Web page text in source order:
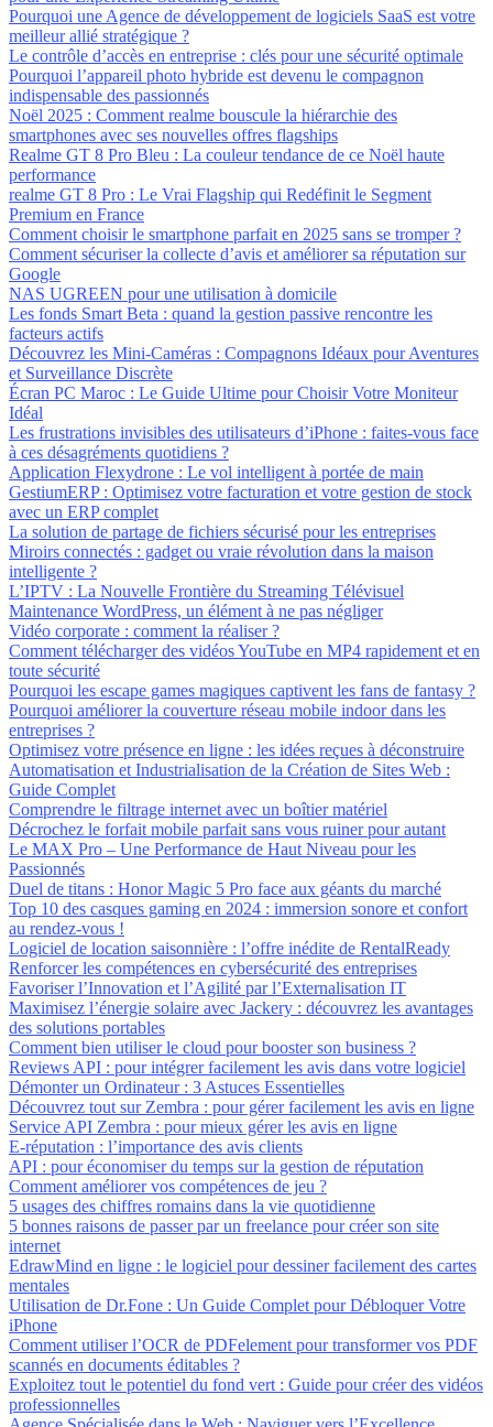
Pourquoi une Agence de développement de logiciels SaaS est votre
meilleur allié stratégique ?
Le contrôle d’accès en entreprise : clés pour une sécurité optimale
Pourquoi l’appareil photo hybride est devenu le compagnon
indispensable des passionnés
Noël 2025 : Comment realme bouscule la hiérarchie des
smartphones avec ses nouvelles offres flagships
Realme GT 8 Pro Bleu : La couleur tendance de ce Noël haute
performance
realme GT 8 Pro : Le Vrai Flagship qui Redéfinit le Segment
Premium en France
Comment choisir le smartphone parfait en 2025 sans se tromper ?
Comment sécuriser la collecte d’avis et améliorer sa réputation sur
Google
NAS UGREEN pour une utilisation à domicile
Les fonds Smart Beta : quand la gestion passive rencontre les
facteurs actifs
Découvrez les Mini-Caméras : Compagnons Idéaux pour Aventures
et Surveillance Discrète
Écran PC Maroc : Le Guide Ultime pour Choisir Votre Moniteur
Idéal
Les frustrations invisibles des utilisateurs d’iPhone : faites-vous face
à ces désagréments quotidiens ?
Application Flexydrone : Le vol intelligent à portée de main
GestiumERP : Optimisez votre facturation et votre gestion de stock
avec un ERP complet
La solution de partage de fichiers sécurisé pour les entreprises
Miroirs connectés : gadget ou vraie révolution dans la maison
intelligente ?
L’IPTV : La Nouvelle Frontière du Streaming Télévisuel
Maintenance WordPress, un élément à ne pas négliger
Vidéo corporate : comment la réaliser ?
Comment télécharger des vidéos YouTube en MP4 rapidement et en
toute sécurité
Pourquoi les escape games magiques captivent les fans de fantasy ?
Pourquoi améliorer la couverture réseau mobile indoor dans les
entreprises ?
Optimisez votre présence en ligne : les idées reçues à déconstruire
Automatisation et Industrialisation de la Création de Sites Web :
Guide Complet
Comprendre le filtrage internet avec un boîtier matériel
Décrochez le forfait mobile parfait sans vous ruiner pour autant
Le MAX Pro – Une Performance de Haut Niveau pour les
Passionnés
Duel de titans : Honor Magic 5 Pro face aux géants du marché
Top 10 des casques gaming en 2024 : immersion sonore et confort
au rendez-vous !
Logiciel de location saisonnière : l’offre inédite de RentalReady
Renforcer les compétences en cybersécurité des entreprises
Favoriser l’Innovation et l’Agilité par l’Externalisation IT
Maximisez l’énergie solaire avec Jackery : découvrez les avantages
des solutions portables
Comment bien utiliser le cloud pour booster son business ?
Reviews API : pour intégrer facilement les avis dans votre logiciel
Démonter un Ordinateur : 3 Astuces Essentielles
Découvrez tout sur Zembra : pour gérer facilement les avis en ligne
Service API Zembra : pour mieux gérer les avis en ligne
E-réputation : l’importance des avis clients
API : pour économiser du temps sur la gestion de réputation
Comment améliorer vos compétences de jeu ?
5 usages des chiffres romains dans la vie quotidienne
5 bonnes raisons de passer par un freelance pour créer son site
internet
EdrawMind en ligne : le logiciel pour dessiner facilement des cartes
mentales
Utilisation de Dr.Fone : Un Guide Complet pour Débloquer Votre
iPhone
Comment utiliser l’OCR de PDFelement pour transformer vos PDF
scannés en documents éditables ?
Exploitez tout le potentiel du fond vert : Guide pour créer des vidéos
professionnelles